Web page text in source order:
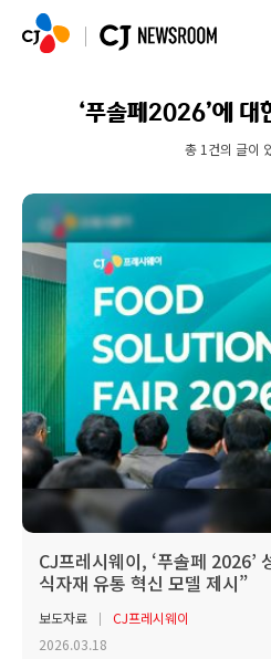
‘푸솔페2026’에 대
총 1건의 글이
CJ프레시웨이, ‘푸솔페 2026’
식자재 유통 혁신 모델 제시”
보도자료
CJ프레시웨이
2026.03.18